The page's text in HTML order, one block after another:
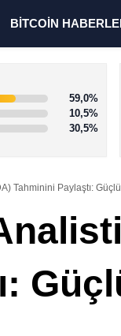
BİTCOİN
59,0%
10,5%
30,5%
Tahminini Paylaştı: